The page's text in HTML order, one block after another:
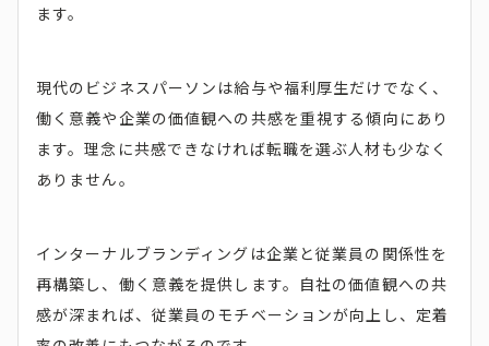
ます。
現代のビジネスパーソンは給与や福利厚生だけでなく、
働く意義や企業の価値観への共感を重視する傾向にあり
ます。理念に共感できなければ転職を選ぶ人材も少なく
ありません。
インターナルブランディングは企業と従業員の関係性を
再構築し、働く意義を提供します。自社の価値観への共
感が深まれば、従業員のモチベーションが向上し、定着